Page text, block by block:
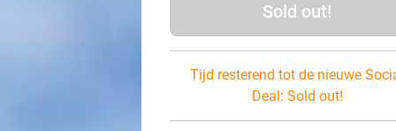
Sold out!
Tijd resterend tot de nieuwe
Deal: Sold out!